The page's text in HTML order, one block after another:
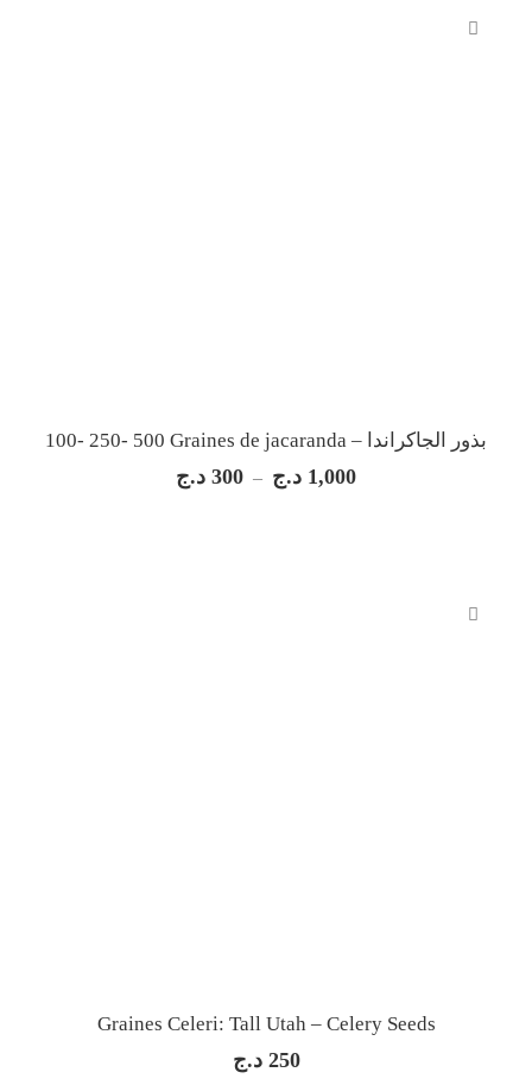
100- 250- 500 Graines de jacaranda – بذور الجاكراندا
300 د.ج – 1,000 د.ج
Plage
Graines Celeri: Tall Utah – Celery Seeds
250 د.ج